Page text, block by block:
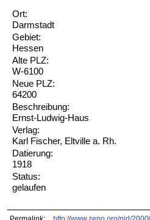
Ort:
Darmstadt
Gebiet:
Hessen
Alte PLZ:
W-6100
Neue PLZ:
64200
Beschreibung:
Ernst-Ludwig-Haus
Verlag:
Karl Fischer, Eltville a. Rh.
Datierung:
1918
Status:
gelaufen